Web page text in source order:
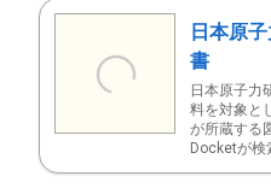
日本原
書
日本原子力
料を対象と
が所蔵する
Docketが検